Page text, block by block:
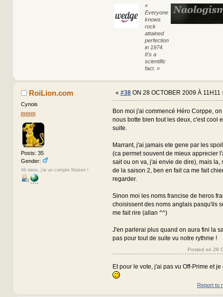
«
Everyone
knows
rock
attained
perfection
in 1974.
It's a
scientific
fact. »
RoiLion.com
Cynois
Posts: 35
Gender:
Ah tiens, j'ai un compte Noisen !
« #38ON 28 OCTOBER 2009 À 11H11
Bon moi j'ai commencé Héro Corppe,
nous botte bien tout les deux, c'est cool
suite.
Marrant, j'ai jamais ete gene par les
(ca permet souvent de mieux apprecier
sait ou on va, j'ai envie de dire), mais la,
de la saison 2, ben en fait ca me fait
regarder.
Sinon moi les noms francise de heros
choisissent des noms anglais pasqu'ils
me fait rire (allan ^^)
J'en parlerai plus quand on aura fini la
pas pour tout de suite vu notre rythme !
Posted on 28
Et pour le vote, j'ai pas vu Off-Prime et
Report to